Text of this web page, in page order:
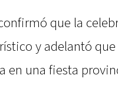
que la
y adelantó
en una fiesta